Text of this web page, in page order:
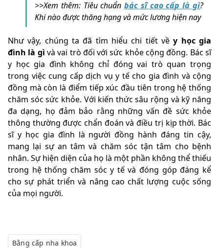
>>Xem thêm: Tiêu chuẩnbác sĩ cao cấp là gì?
Khi nào được thăng hạng và mức lương hiện nay
Như vậy, chúng ta đã tìm hiểu chi tiết về y học gia
đình là gì và vai trò đối với sức khỏe cộng đồng. Bác sĩ
y học gia đình không chỉ đóng vai trò quan trọng
trong việc cung cấp dịch vụ y tế cho gia đình và cộng
đồng mà còn là điểm tiếp xúc đầu tiên trong hệ thống
chăm sóc sức khỏe. Với kiến thức sâu rộng và kỹ năng
đa dạng, họ đảm bảo rằng những vấn đề sức khỏe
thông thường được chẩn đoán và điều trị kịp thời. Bác
sĩ y học gia đình là người đồng hành đáng tin cậy,
mang lại sự an tâm và chăm sóc tận tâm cho bệnh
nhân. Sự hiện diện của họ là một phần không thể thiếu
trong hệ thống chăm sóc y tế và đóng góp đáng kể
cho sự phát triển và nâng cao chất lượng cuộc sống
của mọi người.
Bằng cấp nha khoa